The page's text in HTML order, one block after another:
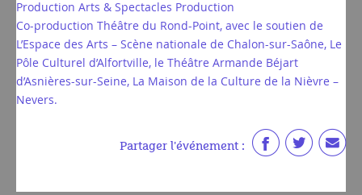
Production Arts & Spectacles Production
Co-production Théâtre du Rond-Point, avec le soutien de
L’Espace des Arts – Scène nationale de Chalon-sur-Saône, Le
Pôle Culturel d’Alfortville, le Théâtre Armande Béjart
d’Asnières-sur-Seine, La Maison de la Culture de la Nièvre –
Nevers.
Partager l'événement :